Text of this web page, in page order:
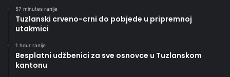
57 minutes ranije
Tuzlanski crveno-crni do pobjede u pripremnoj
utakmici
1 hour ranije
Besplatni udžbenici za sve osnovce u Tuzlanskom
kantonu